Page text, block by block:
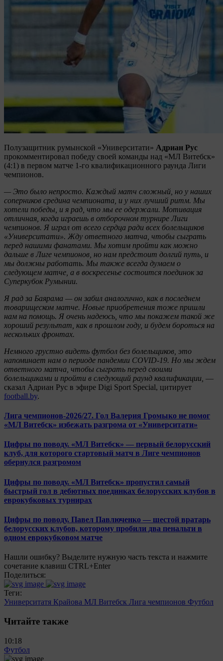
Полузащитник румынской «Университати» Адриан Рус
прокомментировал победу своей команды над «МЛ Витебск»
(4:1) в первом матче 1-го квалификационного раунда Лиги
чемпионов.
— Это было непросто. Каждый матч сложный, но у наших
соперников средина чемпионата, и у них лучший ритм. Мы
хотели победы, и я рад, что мы ее одержали. Мотивация
отличная, когда играешь в отборочном турнире Лиги
чемпионов. Я играл от всего сердца ради всех болельщиков
«Университати». Жду ответного матча, чтобы сыграть
перед нашими фанатами. Мы хотим пройти как можно
дальше в Лиге чемпионов, но нам предстоит долгий путь, и
мы должны работать. Мы также всегда думаем о
следующем матче, а в воскресенье состоится поединок за
Суперкубок Румынии.
Я рад за Баярама — он забил аналогично, как в последнем
товарищеском матче. Новые приобретения тоже пришли
нам на помощь. Я очень надеюсь, что мы покажем такой же
хороший результат, как в прошлом году, и будем бороться на
нескольких фронтах.
Немного грустно видеть футбол без болельщиков, это
напоминает нам о периоде пандемии COVID-19. Но мы ждем
ответного матча, чтобы сыграть перед своими
болельщиками и пройти в следующий раунд квалификации, —
сказал Адриан Рус в эфире Digi Sport Special, цитирует
football.by.
Лига чемпионов-2026/27. Гол Валерия Громыко не помог
«МЛ Витебск» избежать разгрома от «Университати»
Цифры по поводу. «МЛ Витебск» — первый белорусский
клуб, для которого стартовый матч в Лиге чемпионов
обернулся разгромом
Цифры по поводу. «МЛ Витебск» пропустил самый
быстрый гол в дебютных поединках белорусских клубов в
еврокубковых турнирах
Цифры по поводу. Павел Павлюченко — шестой вратарь
белорусских клубов, которому пробили два пенальти в
одном еврокубковом матче
Нашли ошибку? Выделите нужную часть текста и нажмите
сочетание клавиш CTRL+Enter
Поделиться:
Теги:
Университатя Крайова МЛ Витебск Лига чемпионов Футбол
Читайте также
10:18
Футбол